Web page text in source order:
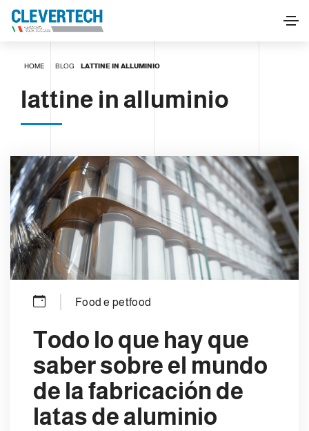
HOME BLOG LATTINE IN ALLUMINIO
lattine in alluminio
Food e petfood
Todo lo que hay que
saber sobre el mundo
de la fabricación de
latas de aluminio